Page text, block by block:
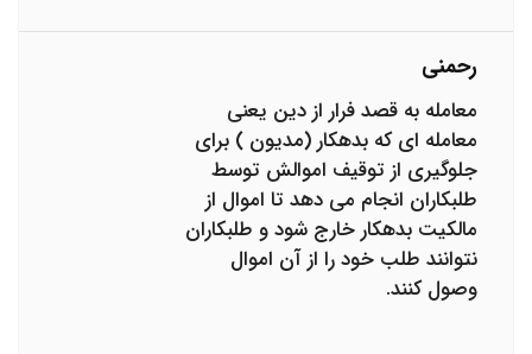
رحمنی
معامله به قصد فرار از دین یعنی
معامله ای که بدهکار (مدیون ) برای
جلوگیری از توقیف اموالش توسط
طلبکاران انجام می دهد تا اموال از
مالکیت بدهکار خارج شود و طلبکاران
نتوانند طلب خود را از آن اموال
وصول کنند.